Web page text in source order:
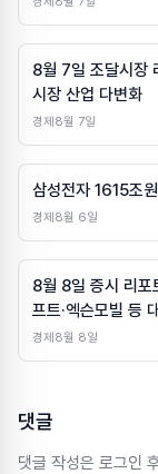
8월 7일 조달시장
시장 산업 다변화
경제8월 7일
삼성전자 1615조
경제8월 6일
8월 8일 증시 리포
프트·엑슨모빌 등
경제8월 8일
댓글
댓글 작성은 로그인